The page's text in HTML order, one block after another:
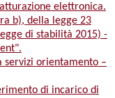
elettronica.
b), della legge 23
di stabilità 2015) -
servizi orientamento –
di incarico di